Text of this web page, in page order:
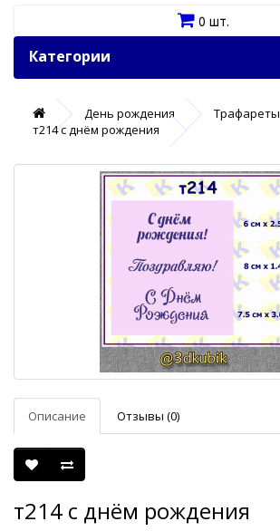
0 шт.
Категории
День рождения
Трафареты
т214 с днём рождения
Описание Отзывы (0)
т214 с днём рождения